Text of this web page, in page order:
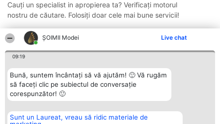
ȘOIMII Modei Live chat
09:19
Bună, suntem încântați să vă ajutăm! 🙂 Vă rugăm
să faceți clic pe subiectul de conversație
corespunzător! 🙂
Sunt un Laureat, vreau să ridic materiale de
Cauți un specialist in apropierea ta? Verificați motorul
nostru de căutare. Folosiți doar cele mai bune servicii!
Organizator Ranking Plebiscyt Contact